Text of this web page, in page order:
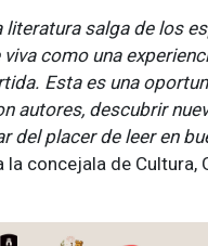
literatura salga de los
como una
Esta es una
autores, descubrir
del placer de leer en
la concejala de Cultura,